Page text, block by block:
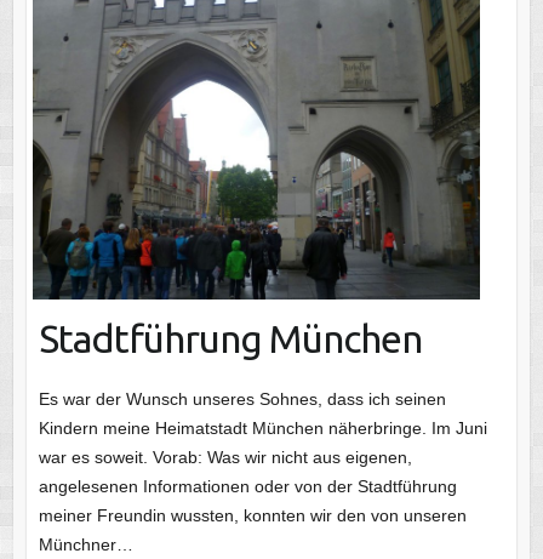
Stadtführung München
Es war der Wunsch unseres Sohnes, dass ich seinen
Kindern meine Heimatstadt München näherbringe. Im Juni
war es soweit. Vorab: Was wir nicht aus eigenen,
angelesenen Informationen oder von der Stadtführung
meiner Freundin wussten, konnten wir den von unseren
Münchner…